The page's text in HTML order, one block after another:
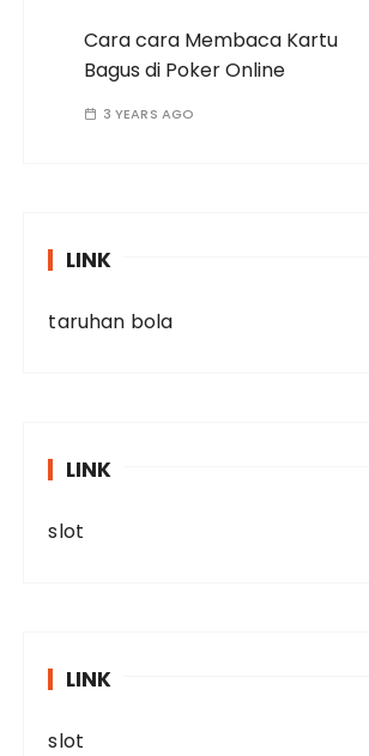
Cara cara Membaca Kartu
Bagus di Poker Online
3 YEARS AGO
LINK
taruhan bola
LINK
slot
LINK
slot